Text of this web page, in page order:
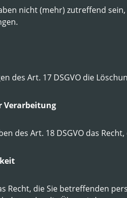
nicht (mehr) zutreffend
des Art. 17 DSGVO die
Verarbeitung
des Art. 18 DSGVO das
Recht, die Sie betreffenden